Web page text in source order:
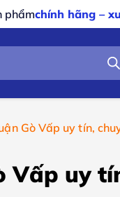
đủ
Gò Vấp uy tín,
Vấp uy